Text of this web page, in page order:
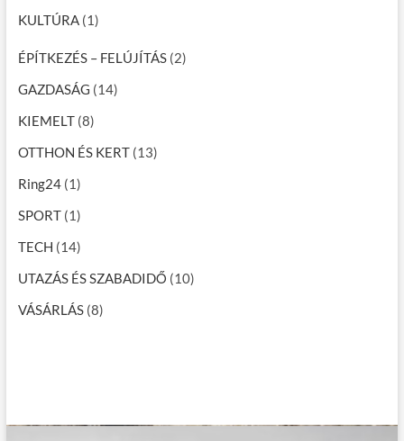
KULTÚRA(1)
ÉPÍTKEZÉS – FELÚJÍTÁS(2)
GAZDASÁG (14)
KIEMELT(8)
OTTHON ÉS KERT(13)
Ring24(1)
SPORT(1)
TECH (14)
UTAZÁS ÉS SZABADIDŐ (10)
VÁSÁRLÁS(8)